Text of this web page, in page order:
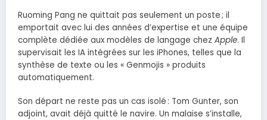
Ruoming Pang ne quittait pas seulement un poste ; il
emportait avec lui des années d’expertise et une équipe
complète dédiée aux modèles de langage chez Apple. Il
supervisait les IA intégrées sur les iPhones, telles que la
synthèse de texte ou les « Genmojis » produits
automatiquement.
Son départ ne reste pas un cas isolé : Tom Gunter, son
adjoint, avait déjà quitté le navire. Un malaise s’installe,